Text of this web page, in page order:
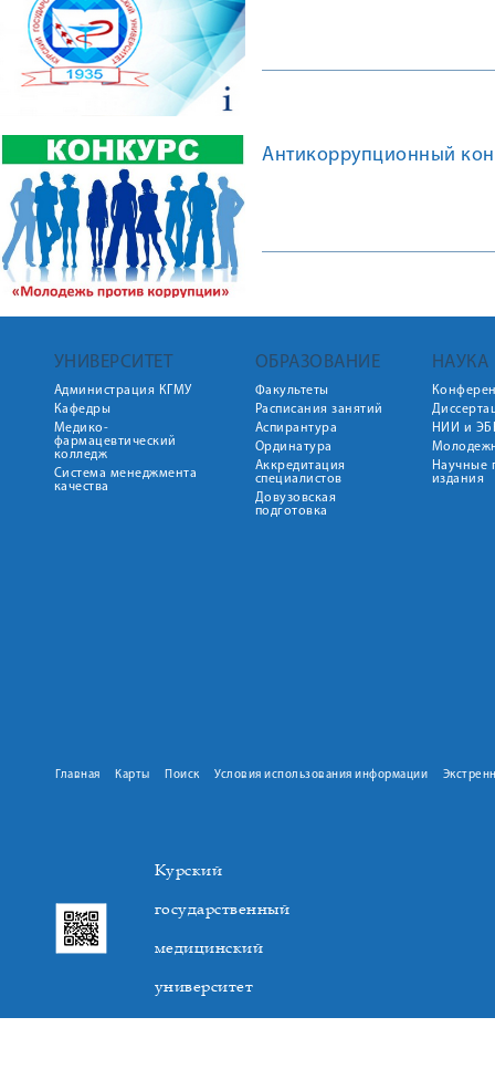
Антикоррупционный
УНИВЕРСИТЕТ
Администрация КГМУ
Кафедры
Медико-
фармацевтический
колледж
Система менеджмента
качества
ОБРАЗОВАНИЕ
Факультеты
Расписания занятий
Аспирантура
Ординатура
Аккредитация
специалистов
Довузовская
подготовка
НАУКА
НИИ и
Научные
издания
Главная Карты Поиск Условия использования информации
Курский
государственный
медицинский
университет